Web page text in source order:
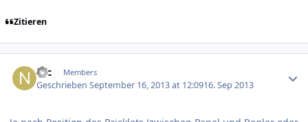
Zitieren
Nic Members
GeschriebenSeptember 16, 2013 at 12:0916. Sep 2013